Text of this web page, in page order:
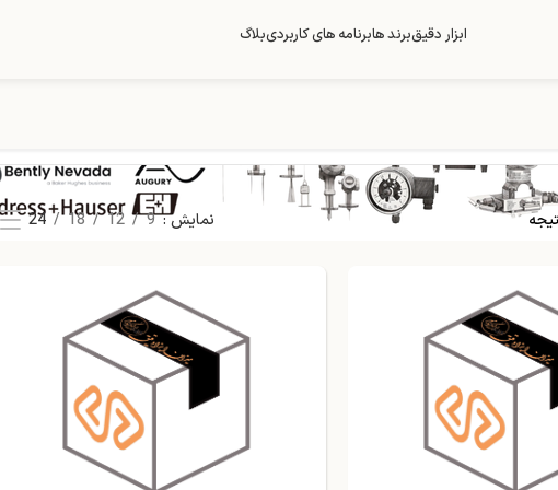
ابزار دقیقبرند هابرنامه های کاربردیبلاگ
نمایش 9
12
18
24